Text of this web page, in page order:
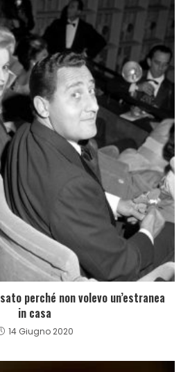
perché non volevo un’estranea
in casa
14 Giugno 2020